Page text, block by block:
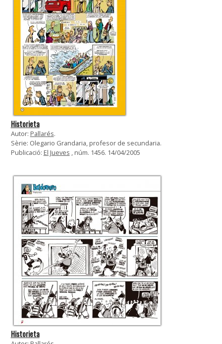
Historieta
Autor: Pallarés.
Sèrie: Olegario Grandaria, profesor de secundaria.
Publicació: El Jueves , núm. 1456. 14/04/2005
Historieta